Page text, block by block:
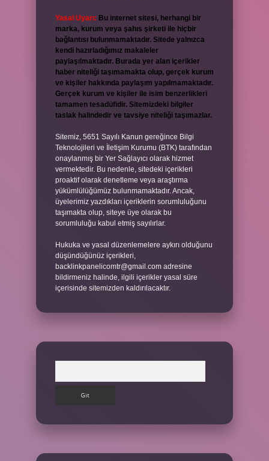
Yasal Uyarı: Bu internet sitesi, herhangi bir
marka, kurum veya şahıs şirketi ile hiçbir
bağlantısı bulunmamaktadır. Sitede yalnızca
kendi hazırladığımız makaleler
paylaşılmaktadır. Burada yer alan içerikler
haber niteliği taşımamakta olup, gerçek kurum
ve kişiler hakkında paylaşım yapılmamaktadır.
Gerçek kurum ve kişiler ile isim benzerlikleri
tamamen tesadüfidir. Sitemizdeki bilgiler
taslak halindedir ve tavsiye niteliği taşımazlar.
Sitemiz, 5651 Sayılı Kanun gereğince Bilgi
Teknolojileri ve İletişim Kurumu (BTK) tarafından
onaylanmış bir Yer Sağlayıcı olarak hizmet
vermektedir. Bu nedenle, sitedeki içerikleri
proaktif olarak denetleme veya araştırma
yükümlülüğümüz bulunmamaktadır. Ancak,
üyelerimiz yazdıkları içeriklerin sorumluluğunu
taşımakta olup, siteye üye olarak bu
sorumluluğu kabul etmiş sayılırlar.
Hukuka ve yasal düzenlemelere aykırı olduğunu
düşündüğünüz içerikleri,
backlinkpanelicomtr@gmail.com adresine
bildirmeniz halinde, ilgili içerikler yasal süre
içerisinde sitemizden kaldırılacaktır.